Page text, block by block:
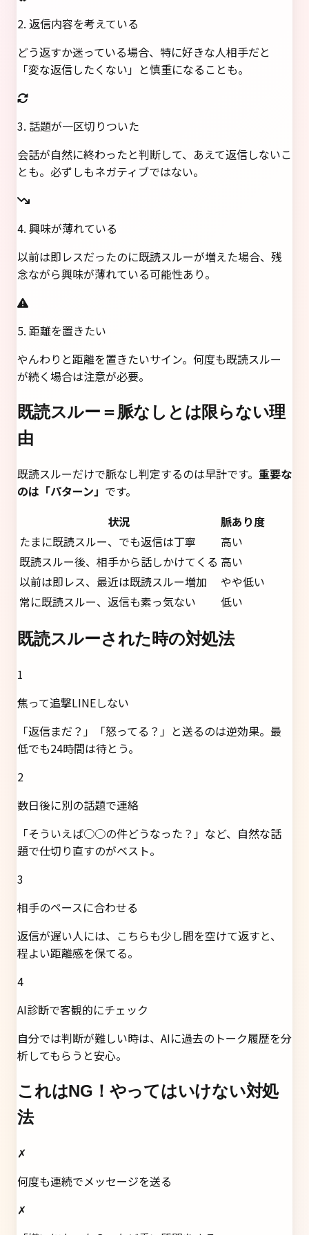
2. 返信内容を考えている
どう返すか迷っている場合、特に好きな人相手だと
「変な返信したくない」と慎重になることも。
3. 話題が一区切りついた
会話が自然に終わったと判断して、あえて返信しないこ
とも。必ずしもネガティブではない。
4. 興味が薄れている
以前は即レスだったのに既読スルーが増えた場合、残
念ながら興味が薄れている可能性あり。
5. 距離を置きたい
やんわりと距離を置きたいサイン。何度も既読スルー
が続く場合は注意が必要。
既読スルー＝脈なしとは限らない理
由
既読スルーだけで脈なし判定するのは早計です。 重要な
のは「パターン」 です。
状況
脈あり度
たまに既読スルー、でも返信は丁寧
高い
既読スルー後、相手から話しかけてくる 高い
以前は即レス、最近は既読スルー増加
やや低い
常に既読スルー、返信も素っ気ない
低い
既読スルーされた時の対処法
1
焦って追撃LINEしない
「返信まだ？」「怒ってる？」と送るのは逆効果。最
低でも24時間は待とう。
2
数日後に別の話題で連絡
「そういえば○○の件どうなった？」など、自然な話
題で仕切り直すのがベスト。
3
相手のペースに合わせる
返信が遅い人には、こちらも少し間を空けて返すと、
程よい距離感を保てる。
4
AI診断で客観的にチェック
自分では判断が難しい時は、AIに過去のトーク履歴を分
析してもらうと安心。
これはNG！やってはいけない対処
法
✗
何度も連続でメッセージを送る
✗